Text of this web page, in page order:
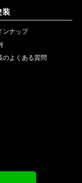
装
ンナップ
のよくある質問